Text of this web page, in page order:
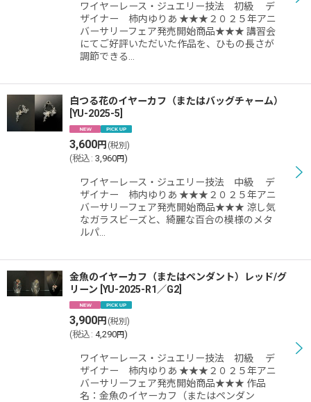
ワイヤーレース・ジュエリー技法 初級 デ
ザイナー 柿内ゆりあ ★★★２０２５年アニ
バーサリーフェア発売開始商品★★★ 講習会
にてご好評いただいた作品を、ひもの長さが
調節できる…
白つる花のイヤーカフ（またはバッグチャーム）
YU-2025-5
3,600円 (税別)
(税込 : 3,960円)
ワイヤーレース・ジュエリー技法 中級 デ
ザイナー 柿内ゆりあ ★★★２０２５年アニ
バーサリーフェア発売開始商品★★★ 涼し気
なガラスビーズと、綺麗な百合の模様のメタ
ルパ…
金魚のイヤーカフ（またはペンダント）レッド/グ
リーン YU-2025-R1／G2
3,900円 (税別)
(税込 : 4,290円)
ワイヤーレース・ジュエリー技法 初級 デ
ザイナー 柿内ゆりあ ★★★２０２５年アニ
バーサリーフェア発売開始商品★★★ 作品
名：金魚のイヤーカフ（またはペンダン